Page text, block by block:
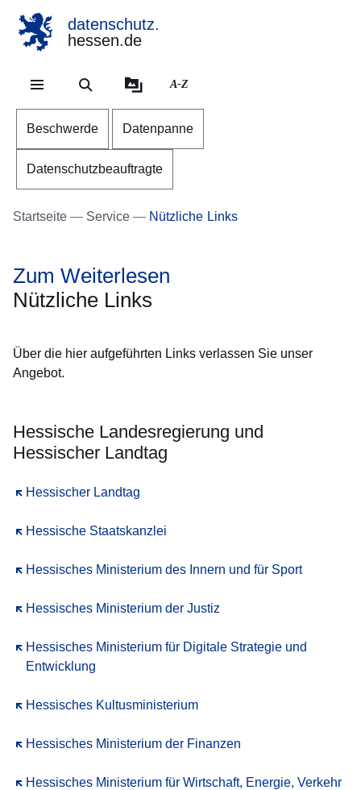
datenschutz.
hessen.de
A-Z
Beschwerde Datenpanne
Datenschutzbeauftragte
Startseite Service Nützliche Links
Zum Weiterlesen
Nützliche Links
Über die hier aufgeführten Links verlassen Sie unser
Angebot.
Hessische Landesregierung und
Hessischer Landtag
Hessischer Landtag
Öffnet sich in einem neuen Fenster
Hessische Staatskanzlei
Öffnet sich in einem neuen Fenster
Hessisches Ministerium des Innern und für Sport
Öffnet sich in einem neuen Fenster
Hessisches Ministerium der Justiz
Öffnet sich in einem neuen Fenster
Hessisches Ministerium für Digitale Strategie und
Entwicklung
Öffnet sich in einem neuen Fenster
Hessisches Kultusministerium
Öffnet sich in einem neuen Fenster
Hessisches Ministerium der Finanzen
Öffnet sich in einem neuen Fenster
Hessisches Ministerium für Wirtschaft, Energie, Verkehr
Öffnet sich in einem neuen Fenster